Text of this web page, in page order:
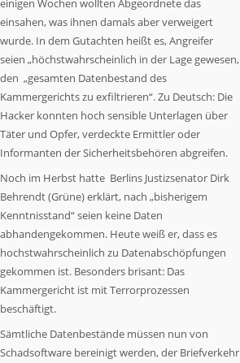
einigen Wochen wollten Abgeordnete das
einsahen, was ihnen damals aber verweigert
wurde. In dem Gutachten heißt es, Angreifer
seien „höchstwahrscheinlich in der Lage gewesen,
den „gesamten Datenbestand des
Kammergerichts zu exfiltrieren“. Zu Deutsch: Die
Hacker konnten hoch sensible Unterlagen über
Täter und Opfer, verdeckte Ermittler oder
Informanten der Sicherheitsbehören abgreifen.
Noch im Herbst hatte Berlins Justizsenator Dirk
Behrendt (Grüne) erklärt, nach „bisherigem
Kenntnisstand“ seien keine Daten
abhandengekommen. Heute weiß er, dass es
hochstwahrscheinlich zu Datenabschöpfungen
gekommen ist. Besonders brisant: Das
Kammergericht ist mit Terrorprozessen
beschäftigt.
Sämtliche Datenbestände müssen nun von
Schadsoftware bereinigt werden, der Briefverkehr